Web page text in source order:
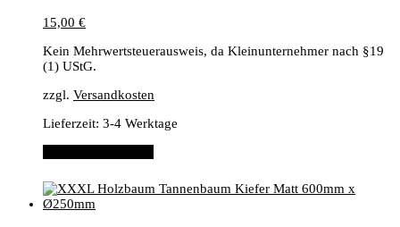
15,00 €
Kein Mehrwertsteuerausweis, da Kleinunternehmer nach §19
(1) UStG.
zzgl. Versandkosten
Lieferzeit: 3-4 Werktage
weist
mehrere